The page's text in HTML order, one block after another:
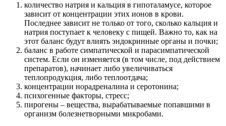
количество натрия и кальция в гипоталамусе, которое
зависит от концентрации этих ионов в крови.
Последнее зависит не только от того, сколько кальция и
натрия поступает к человеку с пищей. Важно то, как на
этот баланс будут влиять эндокринные органы и почки;
баланс в работе симпатической и парасимпатической
систем. Если он изменяется (в том числе, под действием
препаратов), начинает либо увеличиваться
теплопродукция, либо теплоотдача;
концентрации норадреналина и серотонина;
психогенные факторы, стресс;
пирогены – вещества, вырабатываемые попавшими в
организм болезнетворными микробами.